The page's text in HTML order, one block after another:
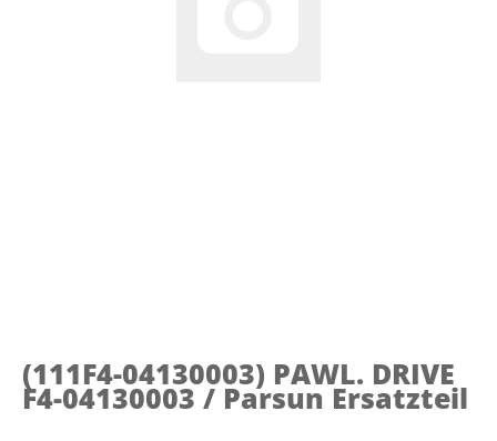
(111F4-04130003) PAWL. DRIVE
F4-04130003 / Parsun Ersatzteil